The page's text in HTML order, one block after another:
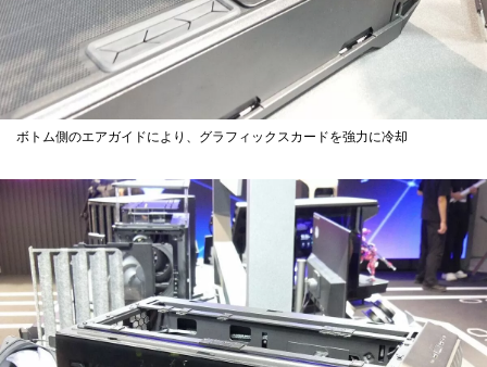
ボトム側のエアガイドにより、グラフィックスカードを強力に冷却